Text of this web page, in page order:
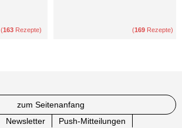
(163 Rezepte) (169 Rezepte)
zum Seitenanfang
Newsletter
Push-Mitteilungen